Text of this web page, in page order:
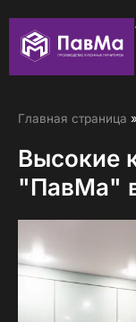
Главная страница »
Высокие
"ПавМа"